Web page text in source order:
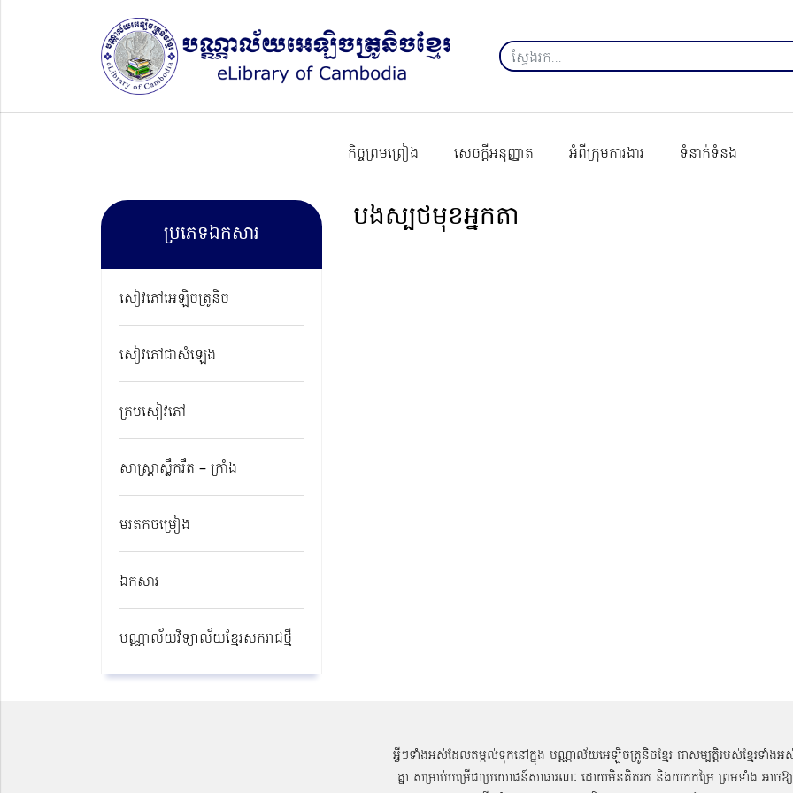
កិច្ចព្រមព្រៀង សេចក្ដីអនុញ្ញាត អំពីក្រុមការងារ ទំនាក់ទំនង
ប្រភេទឯកសារ
សៀវភៅអេឡិចត្រូនិច
សៀវភៅជាសំឡេង
ក្របសៀវភៅ
សាស្ត្រាស្លឹករឹត – ក្រាំង
មរតកចម្រៀង
ឯកសារ
បណ្ណាល័យវិទ្យាល័យខ្មែរសករាជថ្មី​
បងស្បថមុខអ្នកតា
អ្វីៗទាំងអស់ដែលតម្កល់ទុកនៅក្នុង បណ្ណាល័យអេឡិចត្រូនិចខ្មែរ ជាសម្បតិ្តរបស់ខ្មែរទាំងអ
គ្នា សម្រាប់បម្រើជាប្រយោជន៍សាធារណៈ ដោយមិនគិតរក និងយកកម្រៃ ព្រមទាំង អាចឱ្យ